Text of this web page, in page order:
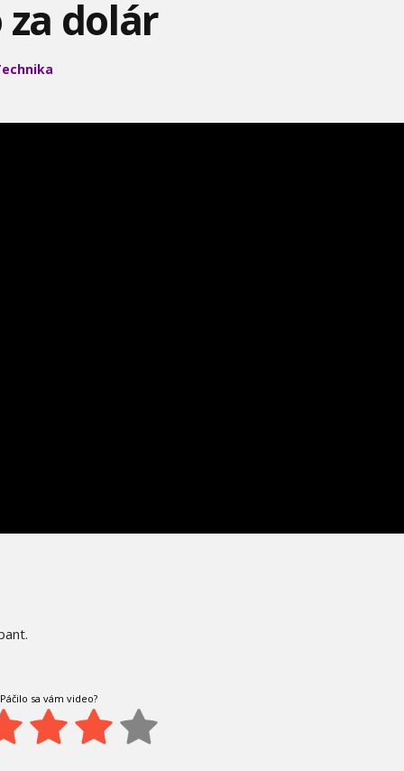
DO ZEMSKÉHO
dolár
Páčilo sa vám video?